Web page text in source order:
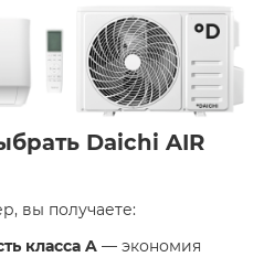
Daichi AIR
вы получаете:
класса A — экономия